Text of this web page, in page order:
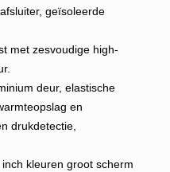
geïsoleerde
met zesvoudige high-
deur, elastische
en
drukdetectie,
kleuren groot scherm